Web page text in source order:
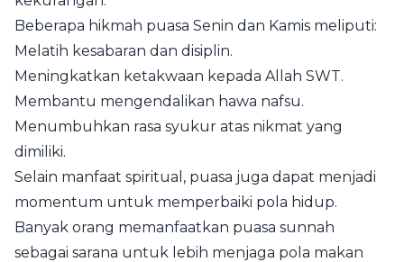
Beberapa hikmah puasa Senin dan Kamis meliputi:
Melatih kesabaran dan disiplin.
Meningkatkan ketakwaan kepada Allah SWT.
Membantu mengendalikan hawa nafsu.
Menumbuhkan rasa syukur atas nikmat yang
dimiliki.
Selain manfaat spiritual, puasa juga dapat menjadi
momentum untuk memperbaiki pola hidup.
Banyak orang memanfaatkan puasa sunnah
sebagai sarana untuk lebih menjaga pola makan